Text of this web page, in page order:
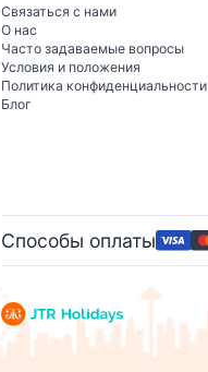
Связаться с нами
О нас
Часто задаваемые вопросы
Условия и положения
Политика конфиденциальности
Блог
Способы оплаты